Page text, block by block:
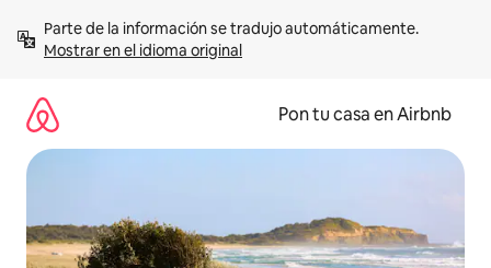
contenidoMostrar en el idioma original
Pon tu casa en Airbnb